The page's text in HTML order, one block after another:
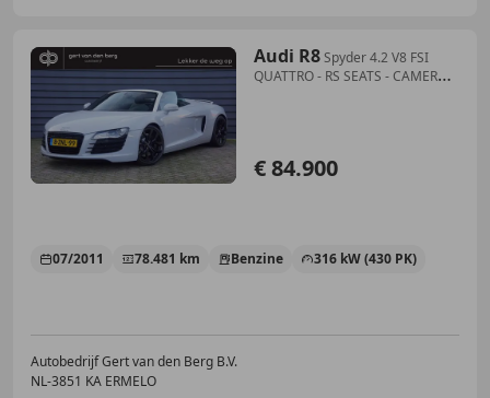
Audi R8Spyder 4.2 V8 FSI
QUATTRO - RS SEATS - CAMERA -
€ 84.900
07/2011 78.481 km Benzine 316 kW (430 PK)
Autobedrijf Gert van den Berg B.V.
NL-3851 KA ERMELO